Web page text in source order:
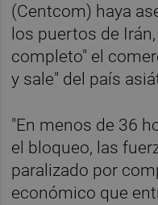
(Centcom) haya
los puertos de
completo" el
y sale" del país
"En menos de 36
el bloqueo, las
paralizado por
económico que